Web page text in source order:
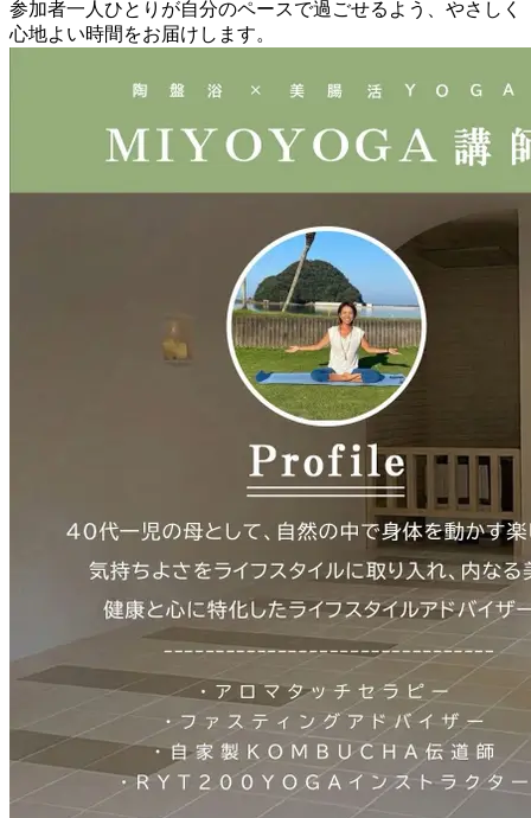
参加者一人ひとりが自分のペースで過ごせるよう、やさしく
心地よい時間をお届けします。